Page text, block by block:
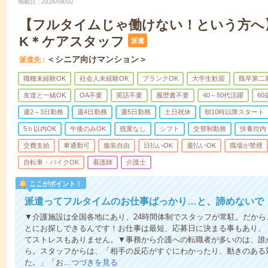
掲載日 2026/08/02
【フルタイムじゃ働けない！という方
K＊ケアスタッフ
派遣
派遣先 ＜シニア向けマンション＞
職種未経験OK 社会人未経験OK ブランクOK 大学生歓迎 既卒第二
友達と一緒OK OA不要 英語不要 履歴書不要 40～50代活躍 60
週2～3日勤務 週4日勤務 週5日勤務 土日祝休 朝10時以降スタート
5ｈ以内OK 午後のみOK 残業なし シフト 交替制勤務 扶養控内
交費支給 車通勤可 服装自由 日払いOK 週払いOK 職場が禁煙
自転車・バイクOK 看護師 介護士
ここがポイント！
派遣ってフルタイムのお仕事ばっかり…と、諦めない
▼介護施設は全国各地にあり、24時間体制でスタッフが常駐。だか
とにお探しできるんです！お仕事は最短、応募日に決まる事もあり
てストレスもありません。▼事務から介護への転職者が多いのは、
ら。スタッフからは、「相手の反応がすぐにわかったり、動きのあ
た。」「お…つづきを見る